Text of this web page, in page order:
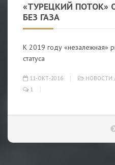
«ТУРЕЦКИЙ ПОТОК»
БЕЗ ГАЗА
К 2019 году «незалежная»
статуса
11-ОКТ-2016 НОВОСТИ
1